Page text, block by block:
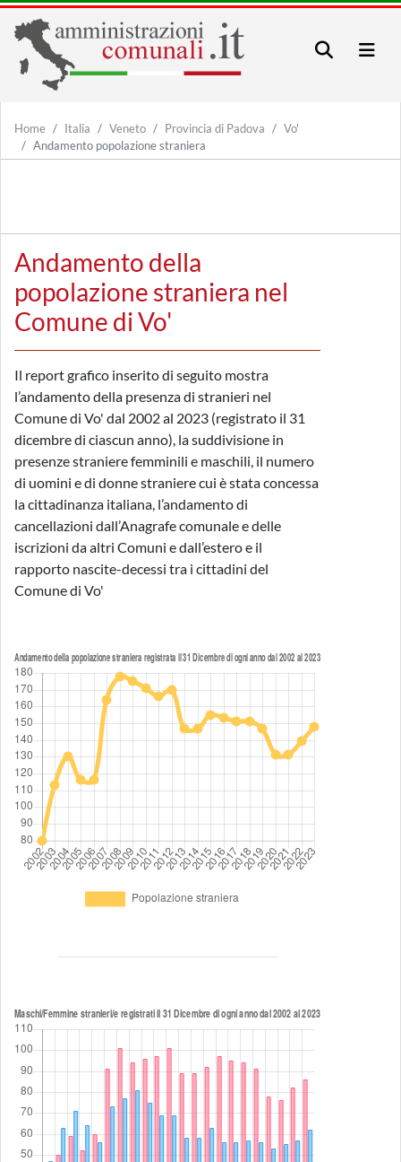
Home Italia Veneto Provincia di Padova
Vo'
Andamento popolazione straniera
Andamento della
popolazione straniera nel
Comune di Vo'
Il report grafico inserito di seguito mostra
l’andamento della presenza di stranieri nel
Comune di Vo' dal 2002 al 2023 (registrato il 31
dicembre di ciascun anno), la suddivisione in
presenze straniere femminili e maschili, il numero
di uomini e di donne straniere cui è stata concessa
la cittadinanza italiana, l’andamento di
cancellazioni dall’Anagrafe comunale e delle
iscrizioni da altri Comuni e dall’estero e il
rapporto nascite-decessi tra i cittadini del
Comune di Vo'